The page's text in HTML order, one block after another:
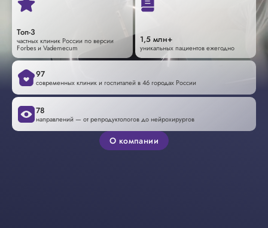
Топ-3
частных клиник России по версии
Forbes и Vademecum
1,5 млн+
уникальных пациентов ежегодно
97
современных клиник и госпиталей в 46 городах России
78
направлений — от репродуктологов до нейрохирургов
О компании